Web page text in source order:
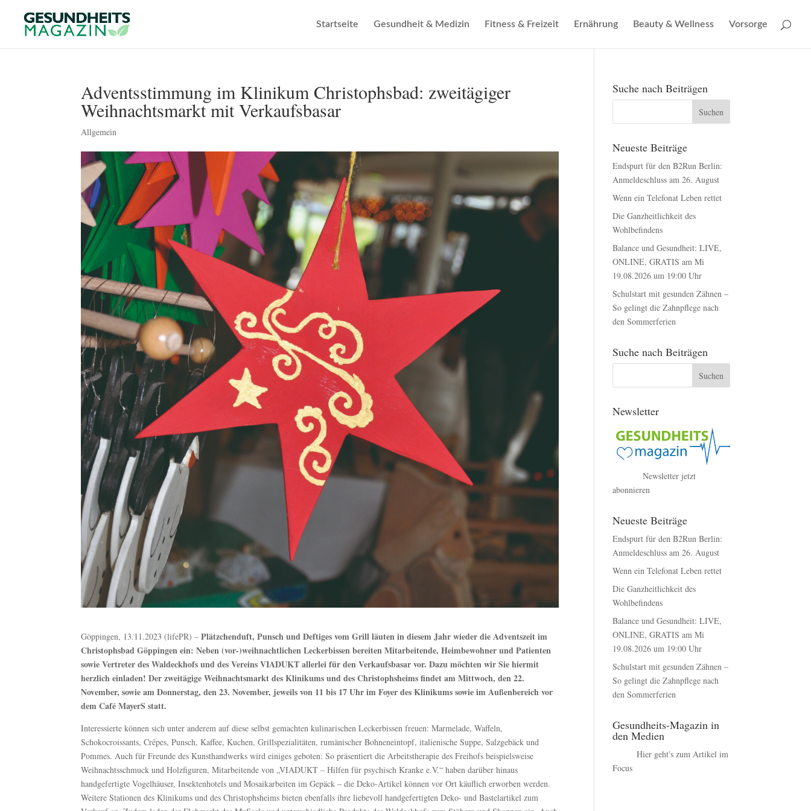
Startseite Gesundheit & Medizin Fitness & Freizeit Ernährung Beauty & Wellness Vorsorge
Adventsstimmung im Klinikum Christophsbad: zweitägiger
Weihnachtsmarkt mit Verkaufsbasar
Allgemein
Göppingen, 13.11.2023 (lifePR) –Plätzchenduft, Punsch und Deftiges vom Grill läuten in diesem Jahr wieder die Adventszeit im
Christophsbad Göppingen ein: Neben (vor-)weihnachtlichen Leckerbissen bereiten Mitarbeitende, Heimbewohner und Patienten
sowie Vertreter des Waldeckhofs und des Vereins VIADUKT allerlei für den Verkaufsbasar vor. Dazu möchten wir Sie hiermit
herzlich einladen! Der zweitägige Weihnachtsmarkt des Klinikums und des Christophsheims findet am Mittwoch, den 22.
November, sowie am Donnerstag, den 23. November, jeweils von 11 bis 17 Uhr im Foyer des Klinikums sowie im Außenbereich vor
dem Café MayerS statt.
Interessierte können sich unter anderem auf diese selbst gemachten kulinarischen Leckerbissen freuen: Marmelade, Waffeln,
Schokocroissants, Crêpes, Punsch, Kaffee, Kuchen, Grillspezialitäten, rumänischer Bohneneintopf, italienische Suppe, Salzgebäck und
Pommes. Auch für Freunde des Kunsthandwerks wird einiges geboten: So präsentiert die Arbeitstherapie des Freihofs beispielsweise
Weihnachtsschmuck und Holzfiguren, Mitarbeitende von „VIADUKT – Hilfen für psychisch Kranke e.V.“ haben darüber hinaus
handgefertigte Vogelhäuser, Insektenhotels und Mosaikarbeiten im Gepäck – die Deko-Artikel können vor Ort käuflich erworben werden.
Weitere Stationen des Klinikums und des Christophsheims bieten ebenfalls ihre liebevoll handgefertigten Deko- und Bastelartikel zum
Suche nach Beiträgen
Neueste Beiträge
Endspurt für den B2Run Berlin:
Anmeldeschluss am 26. August
Wenn ein Telefonat Leben rettet
Die Ganzheitlichkeit des
Wohlbefindens
Balance und Gesundheit: LIVE,
ONLINE, GRATIS am Mi
19.08.2026 um 19:00 Uhr
Schulstart mit gesunden Zähnen –
So gelingt die Zahnpflege nach
den Sommerferien
Suche nach Beiträgen
Newsletter
Newsletter jetzt
abonnieren
Neueste Beiträge
Endspurt für den B2Run Berlin:
Anmeldeschluss am 26. August
Wenn ein Telefonat Leben rettet
Die Ganzheitlichkeit des
Wohlbefindens
Balance und Gesundheit: LIVE,
ONLINE, GRATIS am Mi
19.08.2026 um 19:00 Uhr
Schulstart mit gesunden Zähnen –
So gelingt die Zahnpflege nach
den Sommerferien
Gesundheits-Magazin in
den Medien
Hier geht's zum Artikel im
Focus